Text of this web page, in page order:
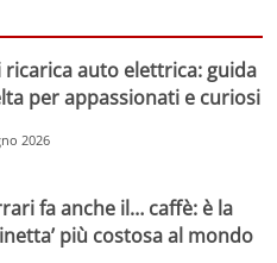
ricarica auto elettrica: guida
per appassionati e curiosi
2026
fa anche il… caffè: è la
più costosa al mondo